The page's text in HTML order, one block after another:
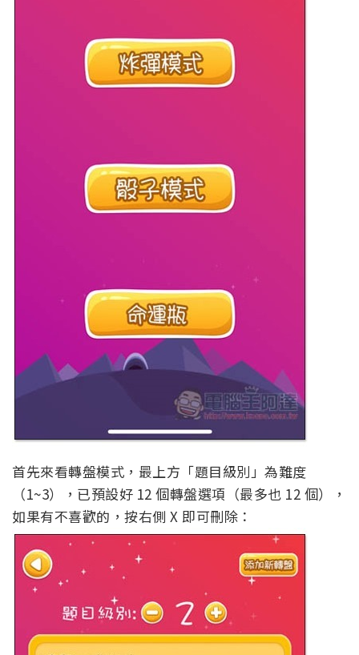
首先來看轉盤模式，最上方「題目級別」為難度
（1~3），已預設好 12 個轉盤選項（最多也 12 個），
如果有不喜歡的，按右側 X 即可刪除：